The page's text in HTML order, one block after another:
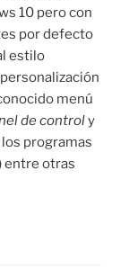
10 pero con
por defecto
estilo
menú
de controly
programas
entre otras